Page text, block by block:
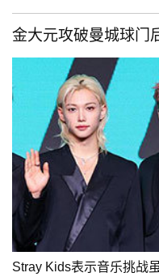
金大元攻破曼城球门
Stray Kids表示音乐挑战